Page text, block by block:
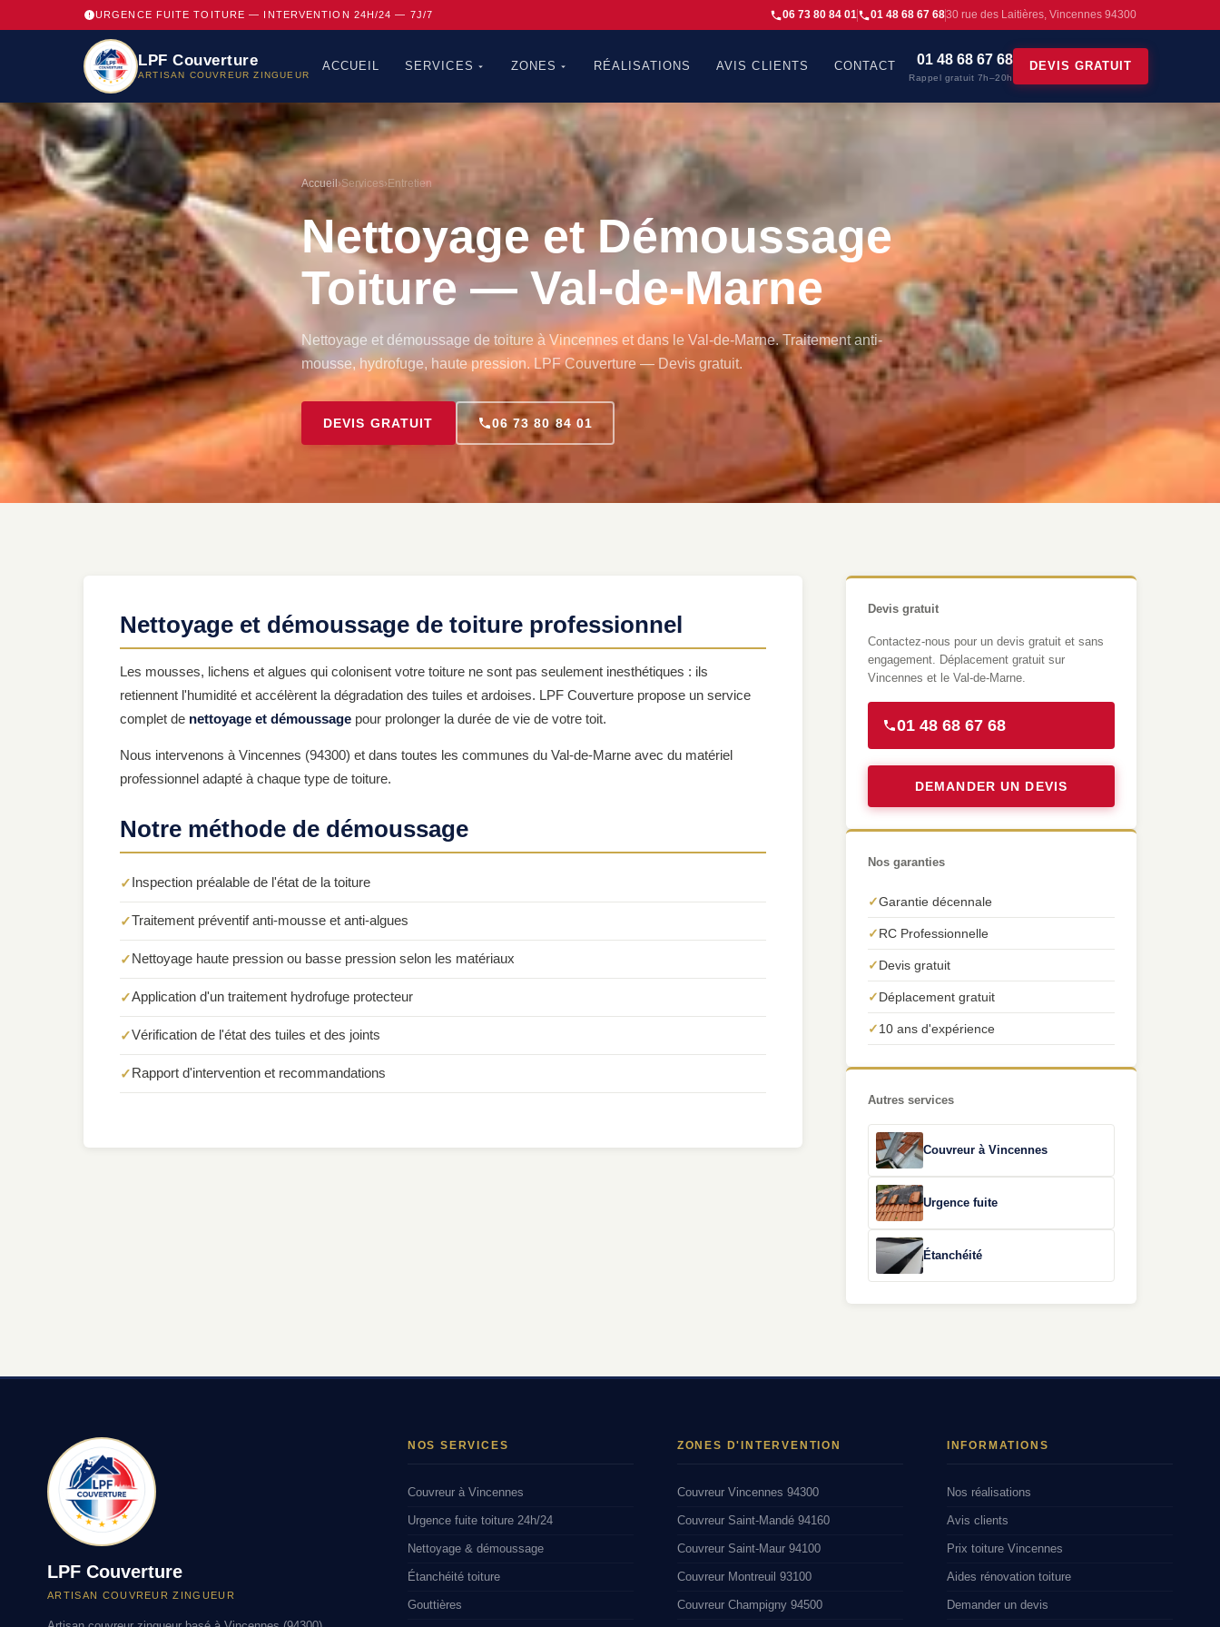
URGENCE FUITE TOITURE — INTERVENTION 24H/24 — 7J/7 06 73 80 84 01 01 48 68 67 6830 rue des Laitières, Vincennes 94300
LPF Couverture
ARTISAN COUVREUR ZINGUEUR
ACCUEIL SERVICES ZONES RÉALISATIONS AVIS CLIENTS CONTACT 01 48 68 67 68
Rappel gratuit 7h–20h
DEVIS GRATUIT
Accueil ›Services› Entretien
Nettoyage et Démoussage
Toiture — Val-de-Marne
Nettoyage et démoussage de toiture à Vincennes et dans le Val-de-Marne. Traitement anti-
mousse, hydrofuge, haute pression. LPF Couverture — Devis gratuit.
DEVIS GRATUIT 06 73 80 84 01
Nettoyage et démoussage de toiture professionnel
Les mousses, lichens et algues qui colonisent votre toiture ne sont pas seulement inesthétiques : ils
retiennent l'humidité et accélèrent la dégradation des tuiles et ardoises. LPF Couverture propose un service
complet de nettoyage et démoussage pour prolonger la durée de vie de votre toit.
Nous intervenons à Vincennes (94300) et dans toutes les communes du Val-de-Marne avec du matériel
professionnel adapté à chaque type de toiture.
Notre méthode de démoussage
Inspection préalable de l'état de la toiture
Traitement préventif anti-mousse et anti-algues
Nettoyage haute pression ou basse pression selon les matériaux
Application d'un traitement hydrofuge protecteur
Vérification de l'état des tuiles et des joints
Rapport d'intervention et recommandations
Devis gratuit
Contactez-nous pour un devis gratuit et sans
engagement. Déplacement gratuit sur
Vincennes et le Val-de-Marne.
01 48 68 67 68
DEMANDER UN DEVIS
Nos garanties
✓Garantie décennale
✓RC Professionnelle
✓Devis gratuit
✓Déplacement gratuit
✓10 ans d'expérience
Autres services
Couvreur à Vincennes
Urgence fuite
Étanchéité
LPF Couverture
ARTISAN COUVREUR ZINGUEUR
NOS SERVICES
Couvreur à Vincennes
Urgence fuite toiture 24h/24
Nettoyage & démoussage
Étanchéité toiture
Gouttières
ZONES D'INTERVENTION
Couvreur Vincennes 94300
Couvreur Saint-Mandé 94160
Couvreur Saint-Maur 94100
Couvreur Montreuil 93100
Couvreur Champigny 94500
INFORMATIONS
Nos réalisations
Avis clients
Prix toiture Vincennes
Aides rénovation toiture
Demander un devis